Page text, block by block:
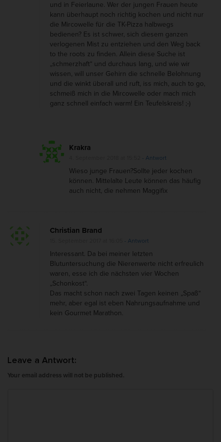
und in Feierlaune. Wer der jungen Frauen heute
kann überhaupt noch richtig kochen und nicht nur
die Mircowelle für die TK-Pizza halbwegs
bedienen? Es ist schwer, sich diesem ganzen
verlogenen Mist zu entziehen und den Weg back
to the roots zu finden. Allein diese Suche ist
„schmerzhaft“ und durchaus lang, und wie wir
wissen, will unser Gehirn die schnelle Belohnung
und die winkt überall und ruft, iss mich, auch to go,
schmeiß mich in die Mircowelle oder mach mich
ganz schnell einfach warm! Ein Teufelskreis! ;-)
Krakra
- Antwort
Wieso junge Frauen?Sollte jeder kochen
können. Mittelalte Leute können das häufig
auch nicht, die nehmen Maggifix
Christian Brand
- Antwort
Interessant. Da bei meiner letzten
Blutuntersuchung die Nierenwerte nicht erfreulich
waren, esse ich die nächsten vier Wochen
„Schonkost“.
Das macht schon nach zwei Tagen keinen „Spaß“
mehr, aber egal ist eben Nahrungsaufnahme und
kein Gourmet Marathon.
Leave a Antwort:
Your email address will not be published.